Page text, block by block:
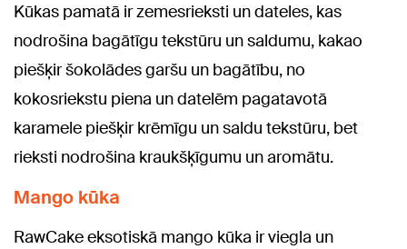
Kūkas pamatā ir zemesrieksti un dateles, kas
nodrošina bagātīgu tekstūru un saldumu, kakao
piešķir šokolādes garšu un bagātību, no
kokosriekstu piena un datelēm pagatavotā
karamele piešķir krēmīgu un saldu tekstūru, bet
rieksti nodrošina kraukšķīgumu un aromātu.
Mango kūka
RawCake eksotiskā mango kūka ir viegla un